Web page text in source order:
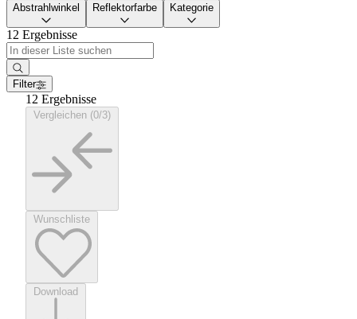
Abstrahlwinkel Reflektorfarbe Kategorie
12 Ergebnisse
Filter
12 Ergebnisse